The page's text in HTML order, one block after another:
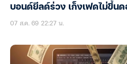
บอนด์ยีลด์ร่วง เก็งเฟดไม่ขึ้นด
07 ส.ค. 69 22:27 น.